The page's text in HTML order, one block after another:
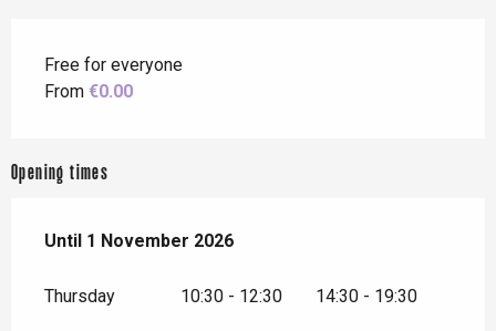
Free for everyone
From €0.00
Opening times
From3 July 2026 until1 November 2026
Until 1 November 2026
Thursday 10:30 - 12:30 14:30 - 19:30